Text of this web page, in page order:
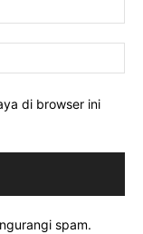
di browser ini
spam.